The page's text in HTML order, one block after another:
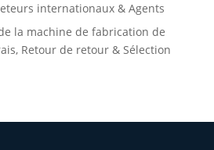
internationaux & Agents
la machine de fabrication de
Retour de retour & Sélection